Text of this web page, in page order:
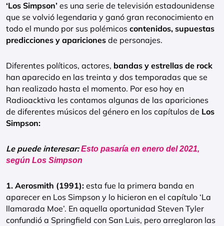
‘Los Simpson’ es una serie de televisión estadounidense
que se volvió legendaria y ganó gran reconocimiento en
todo el mundo por sus polémicos contenidos, supuestas
predicciones y apariciones de personajes.
Diferentes políticos, actores, bandas y estrellas de rock
han aparecido en las treinta y dos temporadas que se
han realizado hasta el momento. Por eso hoy en
Radioacktiva les contamos algunas de las apariciones
de diferentes músicos del género en los capítulos de Los
Simpson:
Le puede interesar:Esto pasaría en enero del 2021,
según Los Simpson
1. Aerosmith (1991): esta fue la primera banda en
aparecer en Los Simpson y lo hicieron en el capítulo ‘La
llamarada Moe’. En aquella oportunidad Steven Tyler
confundió a Springfield con San Luis, pero arreglaron las